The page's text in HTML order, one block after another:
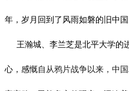
年，岁月回到了风雨如磐的旧中国
王瀚城、李兰芝是北平大学的
心，感慨自从鸦片战争以来，中